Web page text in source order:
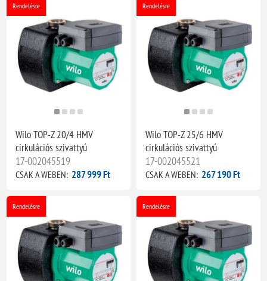
Rendelésre
Wilo TOP-Z 20/4 HMV
cirkulációs szivattyú
17-002045519
CSAK A WEBEN: 287 999 Ft
Rendelésre
Wilo TOP-Z 25/6 HMV
cirkulációs szivattyú
17-002045521
CSAK A WEBEN: 267 190 Ft
Rendelésre Rendelésre